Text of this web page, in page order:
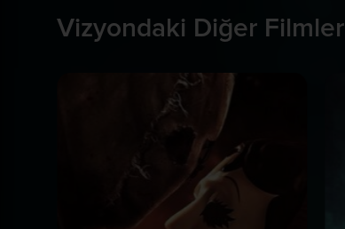
Vizyondaki Diğer Filmler